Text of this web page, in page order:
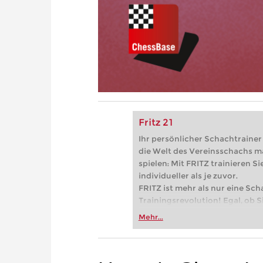
Fritz 21
Ihr persönlicher
die Welt des Vereinsschachs
spielen: Mit FRITZ trainieren
individueller als je zuvor.
FRITZ ist mehr als nur eine
Trainingsrevolution! Egal, ob
Vereinsschachs machen oder
zuvor.
Mehr...